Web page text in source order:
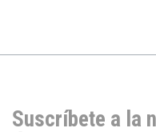
Suscríbete a la